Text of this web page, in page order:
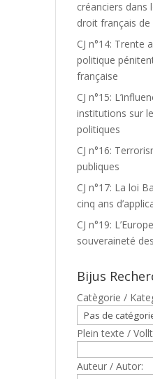
créanciers dans
droit français de
CJ n°14: Trente
politique
française
CJ n°15:
institutions sur
politiques
CJ n°16:
publiques
CJ n°17: La loi
cinq ans
CJ n°19:
souveraineté
Bijus
Catègorie /
Plein texte /
Auteur / Autor: